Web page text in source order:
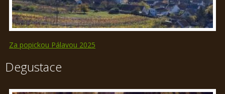
Za popickou Pálavou 2025
Degustace